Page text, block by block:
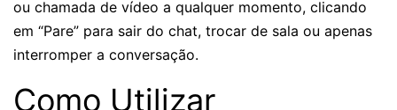
ou chamada de vídeo a qualquer momento, clicando
em “Pare” para sair do chat, trocar de sala ou apenas
interromper a conversação.
Como Utilizar